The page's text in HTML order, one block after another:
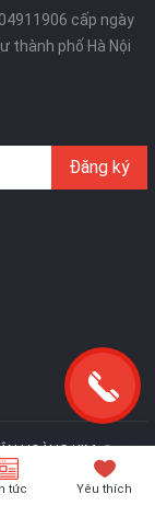
cấp ngày
thành phố Hà Nội
Đăng ký
HOÀNG KIM.Cung
tức Yêu thích